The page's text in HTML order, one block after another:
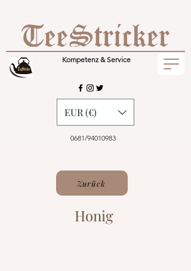
Kompetenz & Service
0681/94010983
EUR (€)
Zurück
Honig